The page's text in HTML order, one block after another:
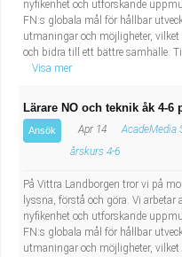
nyfikenhet och utforskande
FN:s globala mål för hållbar
utmaningar och möjligheter,
och bidra till ett bättre samhälle.
Visa mer
Lärare NO och teknik åk 4-6
Ansök Apr 14 AcadeMedia
årskurs 4-6
På Vittra Landborgen tror vi på
lyssna, förstå och göra. Vi
nyfikenhet och utforskande
FN:s globala mål för hållbar
utmaningar och möjligheter,